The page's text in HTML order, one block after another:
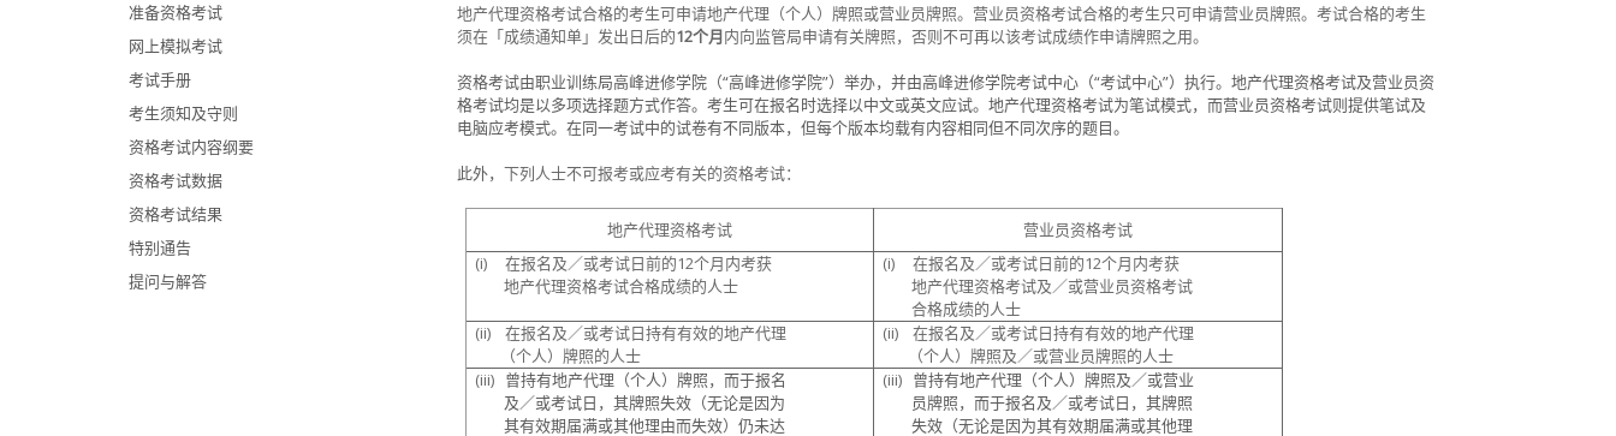
准备资格考试
网上模拟考试
考试手册
考生须知及守则
资格考试内容纲要
资格考试数据
资格考试结果
特别通告
提问与解答
地产代理资格考试合格的考生可申请地产代理（个人）牌照或营业员牌照。营业员资格考试合格的考生只可申请营业员牌照。考试合格的考生
须在「成绩通知单」发出日后的12个月内向监管局申请有关牌照，否则不可再以该考试成绩作申请牌照之用。
资格考试由职业训练局高峰进修学院（“高峰进修学院”） 举办，并由高峰进修学院考试中心（“考试中心”）执行。地产代理资格考试及营业员资
格考试均是以多项选择题方式作答。考生可在报名时选择以中文或英文应试。 地产代理资格考试为笔试模式，而营业员资格考试则提供笔试及
电脑应考模式。在同一考试中的试卷有不同版本， 但每个版本均载有内容相同但不同次序的题目。
此外， 下列人士不可报考或应考有关的资格考试：
地产代理资格考试
营业员资格考试
(i) 在报名及／或考试日前的12个月内考获
地产代理资格考试合格成绩的人士
(i) 在报名及／或考试日前的12个月内考获
地产代理资格考试及／或营业员资格考试
合格成绩的人士
(ii) 在报名及／或考试日持有有效的地产代理
（个人）牌照的人士
(ii) 在报名及／或考试日持有有效的地产代理
（个人）牌照及／或营业员牌照的人士
(iii) 曾持有地产代理（个人）牌照，而于报名
及／或考试日，其牌照失效（无论是因为
其有效期届满或其他理由而失效）仍未达
(iii) 曾持有地产代理（个人）牌照及／或营业
员牌照，而于报名及／或考试日，其牌照
失效（无论是因为其有效期届满或其他理